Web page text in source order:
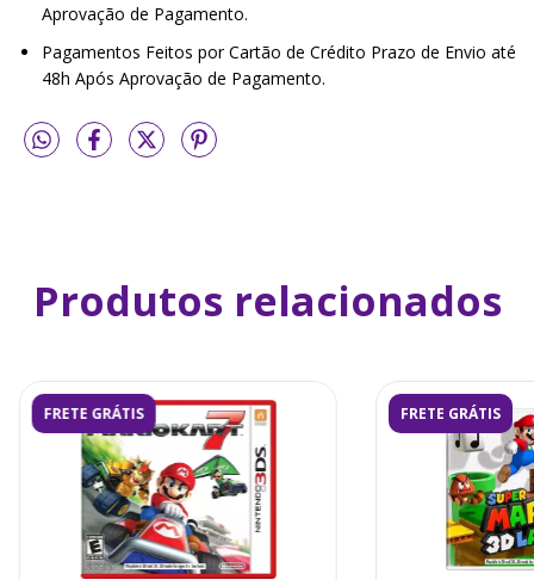
Aprovação de Pagamento.
Pagamentos Feitos por Cartão de Crédito Prazo de Envio até
48h Após Aprovação de Pagamento.
Produtos relacionados
FRETE GRÁTIS FRETE GRÁTIS